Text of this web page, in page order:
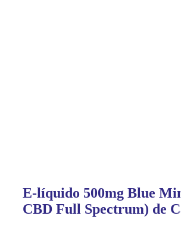
E-líquido 500mg Blue
CBD Full Spectrum) de